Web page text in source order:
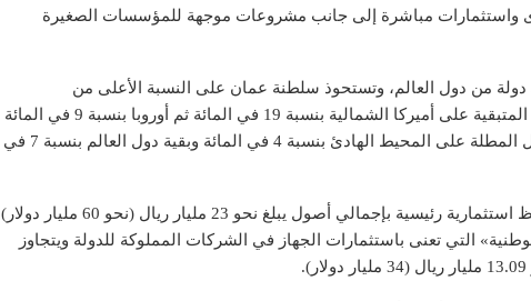
كبرى واستثمارات مباشرة إلى جانب مشروعات موجهة للمؤسسات الصغيرة
وكشف أن استثمارات الجهاز تتنوع في 52 دولة من دول العالم، وتستحوذ سلطنة عمان على النسبة الأعلى من
استثماراته بنحو الثلثين فيما تتوزع النسب المتبقية على أميركا الشمالية بنسبة 19 في المائة ثم أوروبا بنسبة 9 في المائة
وعدد من الأسواق العالمية في آسيا والدول المطلة على المحيط الهادئ بنسبة 4 في المائة وبقية دول العالم بنسبة 7 في
وأشار الحبسي إلى أن الجهاز يدير 3 محافظ استثمارية رئيسية بإجمالي أصول يبلغ نحو 23 مليار ريال (نحو 60 مليار دولار)
التي تعنى باستثمارات الجهاز في الشركات المملوكة للدولة ويتجاوز